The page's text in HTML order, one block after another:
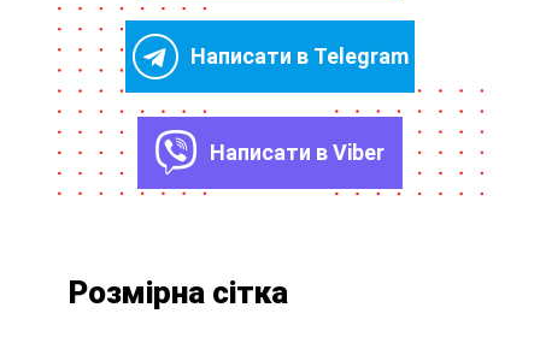
Написати в Telegram
Написати в Viber
Розмірна сітка